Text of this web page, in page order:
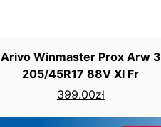
Arivo Winmaster Prox Arw 3
205/45R17 88V Xl Fr
399.00zł